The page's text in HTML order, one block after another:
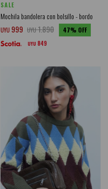
SALE
Mochila bandolera con bolsillo - bordo
UYU 999 UYU1.890 47
UYU 849